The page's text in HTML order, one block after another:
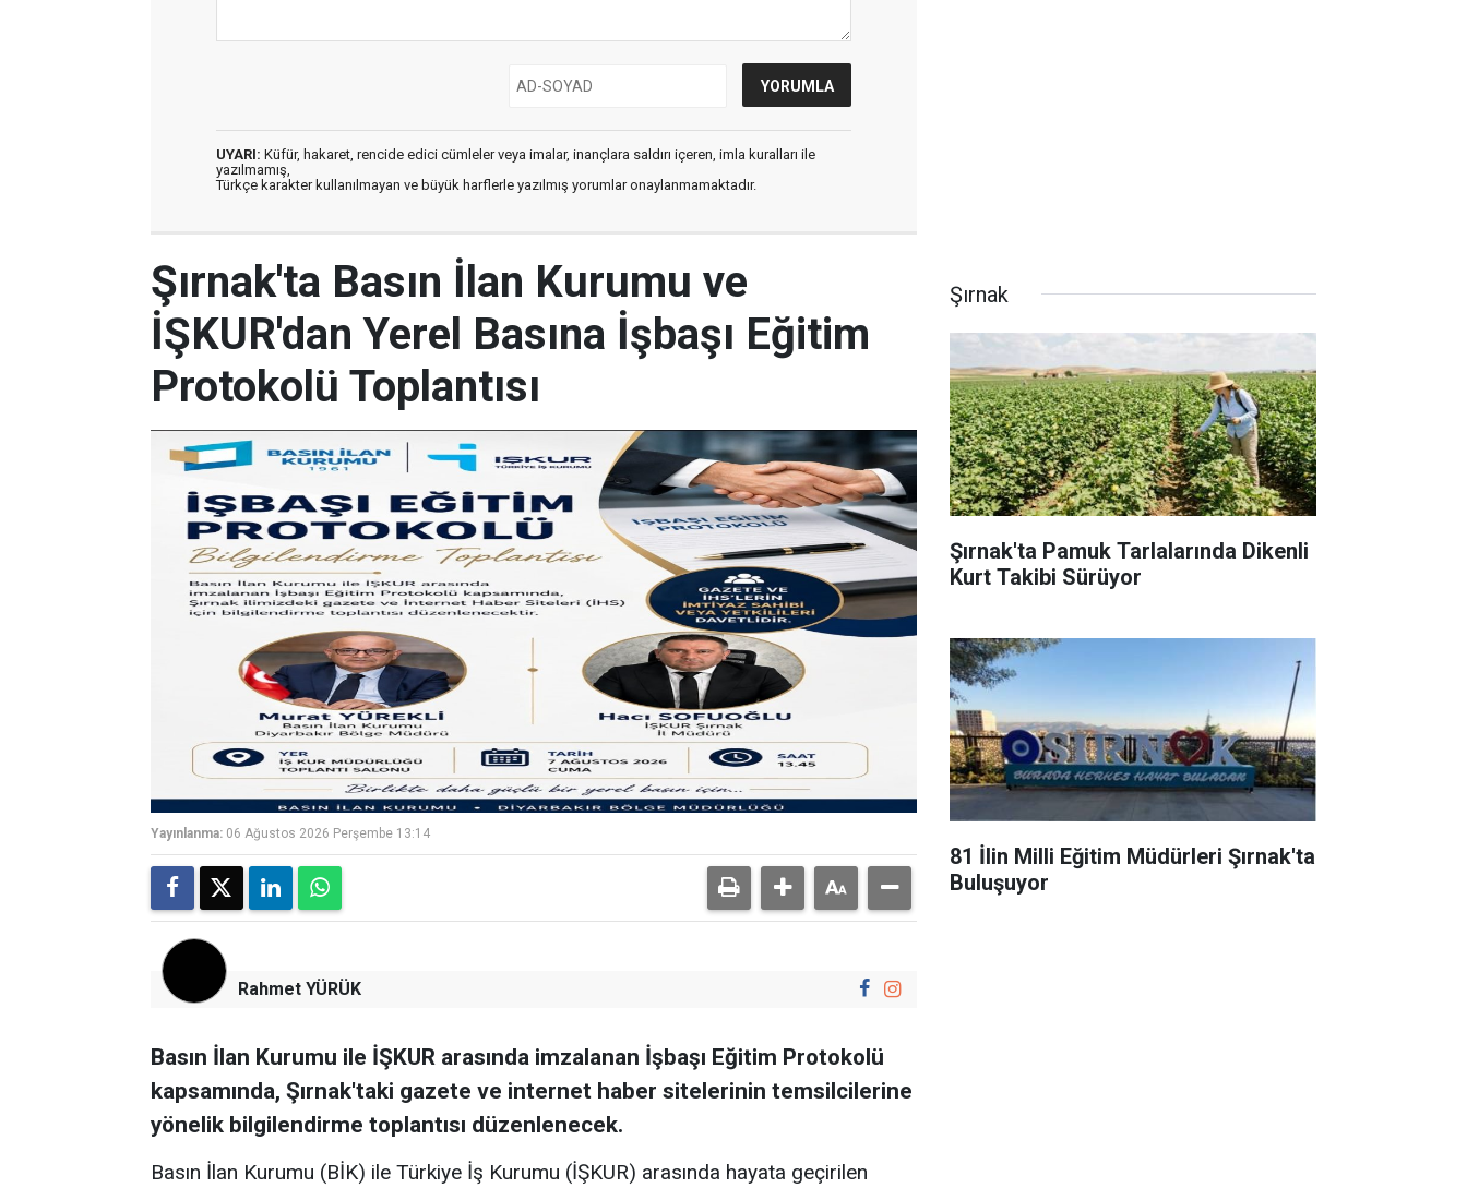
UYARI: Küfür, hakaret, rencide edici cümleler veya imalar, inançlara saldırı içeren, imla kuralları ile
yazılmamış,
Türkçe karakter kullanılmayan ve büyük harflerle yazılmış yorumlar onaylanmamaktadır.
Şırnak'ta Basın İlan Kurumu ve
İŞKUR'dan Yerel Basına İşbaşı Eğitim
Protokolü Toplantısı
Yayınlanma: 06 Ağustos 2026 Perşembe 13:14
Rahmet YÜRÜK
Basın İlan Kurumu ile İŞKUR arasında imzalanan İşbaşı Eğitim Protokolü
kapsamında, Şırnak'taki gazete ve internet haber sitelerinin temsilcilerine
yönelik bilgilendirme toplantısı düzenlenecek.
Basın İlan Kurumu (BİK) ile Türkiye İş Kurumu (İŞKUR) arasında hayata geçirilen
Şırnak
Şırnak'ta Pamuk Tarlalarında Dikenli
Kurt Takibi Sürüyor
81 İlin Milli Eğitim Müdürleri Şırnak'ta
Buluşuyor